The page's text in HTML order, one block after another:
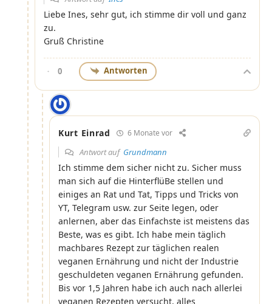
Liebe Ines, sehr gut, ich stimme dir voll und ganz
zu.
Gruß Christine
0 Antworten
Kurt Einrad 6 Monate vor
Antwort auf Grundmann
Ich stimme dem sicher nicht zu. Sicher muss
man sich auf die HinterflüBe stellen und
einiges an Rat und Tat, Tipps und Tricks von
YT, Telegram usw. zur Seite legen, oder
anlernen, aber das Einfachste ist meistens das
Beste, was es gibt. Ich habe mein täglich
machbares Rezept zur täglichen realen
veganen Ernährung und nicht der Industrie
geschuldeten veganen Ernährung gefunden.
Bis vor 1,5 Jahren habe ich auch nach allerlei
veganen Rezepten versucht, alles